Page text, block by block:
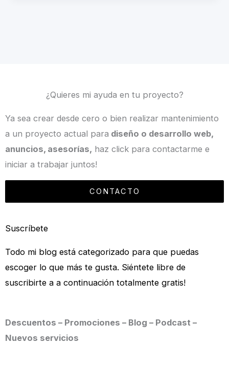
¿Quieres mi ayuda en tu proyecto?
Ya sea crear desde cero o bien realizar mantenimiento
a un proyecto actual para diseño o desarrollo web,
anuncios, asesorías, haz click para contactarme e
iniciar a trabajar juntos!
CONTACTO
Suscríbete
Todo mi blog está categorizado para que puedas
escoger lo que más te gusta. Siéntete libre de
suscribirte a a continuación totalmente gratis!
Descuentos – Promociones – Blog – Podcast –
Nuevos servicios